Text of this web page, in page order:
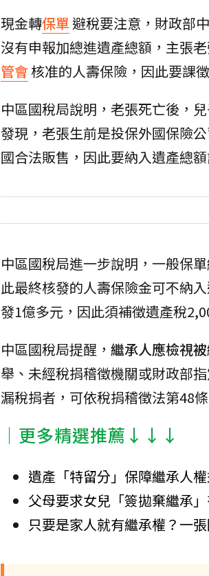
現金轉保單 避稅要注意，財政部
沒有申報加總進遺產總額，主張
管會核准的人壽保險，因此要課徵
中區國稅局說明，老張死亡後，
發現，老張生前是投保外國保險
國合法販售，因此要納入遺產總額
中區國稅局進一步說明，一般保
此最終核發的人壽保險金可不納
發1億多元，因此須補徵遺產稅
中區國稅局提醒， 繼承人應檢視
舉、未經稅捐稽徵機關或財政部
漏稅捐者，可依稅捐稽徵法第48
│更多精選推薦↓↓↓
遺產「特留分」保障繼承人
父母要求女兒「簽拋棄繼承
只要是家人就有繼承權？一